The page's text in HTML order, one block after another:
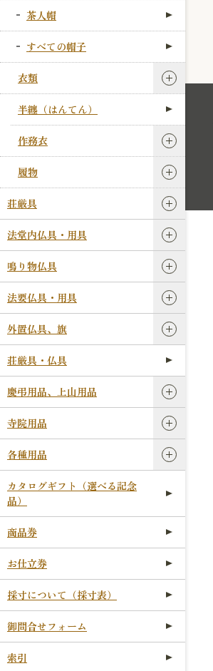
茶人帽
すべての帽子
衣類
半纏（はんてん）
作務衣
履物
荘厳具
法堂内仏具・用具
鳴り物仏具
法要仏具・用具
外置仏具、旗
荘厳具・仏具
慶弔用品、上山用品
寺院用品
各種用品
カタログギフト（選べる記念
品）
商品券
お仕立券
採寸について（採寸表）
御問合せフォーム
索引